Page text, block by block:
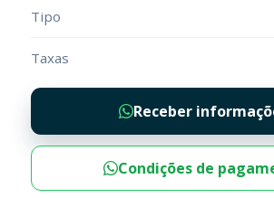
Tipo
Taxas
Receber
Condições de